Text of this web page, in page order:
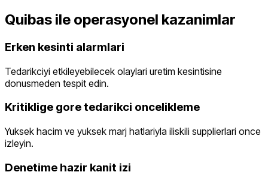
Quibas ile operasyonel kazanimlar
Erken kesinti alarmlari
Tedarikciyi etkileyebilecek olaylari uretim kesintisine
donusmeden tespit edin.
Kritiklige gore tedarikci oncelikleme
Yuksek hacim ve yuksek marj hatlariyla iliskili supplierlari once
izleyin.
Denetime hazir kanit izi